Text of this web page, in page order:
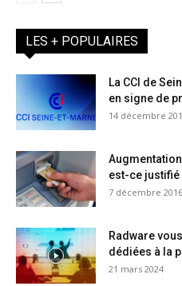
LES + POPULAIRES
La CCI de
en signe de
14 décembre
est-ce justifié
7 décembre 2016
Radware
dédiées à la
21 mars 2024